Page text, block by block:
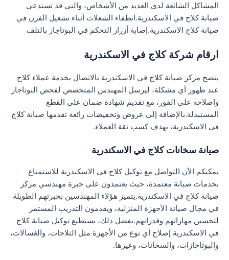
المشاكل الشائعة لدى العديد من الأشخاص، والتي قد تستدعي
صيانة كلاج في الاسكندرية.انطفاء الشعلات أثناء تشغيل الفرن في
صيانة كلاج الاسكندرية.إصابة أزرار التحكم في البوتاجاز بالتلف
ارقام شركة كلاج في الاسكندرية
ينصح مركز صيانة كلاج في الاسكندرية بالاتصال بخدمة عملاء كلاج
عند ظهور أي مشكلة، ليرسل المهندس المتخصص لفحص البوتاجاز
وإصلاحه على الفور، مع تقديم شهادة ضمان على القطع
المستبدلة.بالإضافة إلى عروض وتخفيضات رائعة تقدمها صيانة كلاج
في الاسكندرية، بهدف كسب ثقة العملاء.
صيانة سخانات كلاج في الاسكندرية
يمكنكم الآن التواصل مع توكيل كلاج في الاسكندرية للاستمتاع
بخدمات صيانة معتمدة، حيث يعتمدون على خبرة مهندسي مركز
صيانة كلاج في الاسكندرية.يتميز هؤلاء المهندسين بخبرتهم الطويلة
في مجال صيانة الأجهزة المنزلية، ويقدمون التدريب المستمر
لتحسين مهاراتهم وقدراتهم.بفضل ذلك، يستطيع توكيل صيانة كلاج
في الاسكندرية إصلاح أي نوع من الأجهزة مثل الثلاجات، والغسالات،
والبوتاجازات، والسخانات، وغيرها.